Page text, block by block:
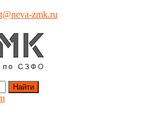
zmk.ru
Найти